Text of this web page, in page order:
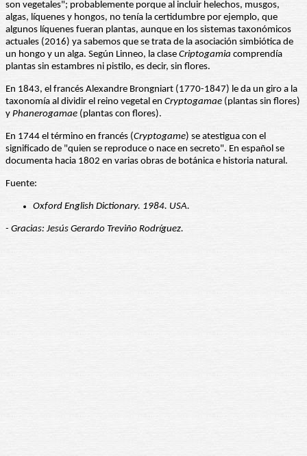
son vegetales"; probablemente porque al incluir helechos, musgos,
algas, líquenes y hongos, no tenía la certidumbre por ejemplo, que
algunos líquenes fueran plantas, aunque en los sistemas taxonómicos
actuales (2016) ya sabemos que se trata de la asociación simbiótica de
un hongo y un alga. Según Linneo, la clase Criptogamia comprendía
plantas sin estambres ni pistilo, es decir, sin flores.
En 1843, el francés Alexandre Brongniart (1770-1847) le da un giro a la
taxonomía al dividir el reino vegetal en Cryptogamae (plantas sin flores)
y Phanerogamae (plantas con flores).
En 1744 el término en francés (Cryptogame) se atestigua con el
significado de "quien se reproduce o nace en secreto". En español se
documenta hacia 1802 en varias obras de botánica e historia natural.
Fuente:
Oxford English Dictionary. 1984. USA.
- Gracias: Jesús Gerardo Treviño Rodríguez.